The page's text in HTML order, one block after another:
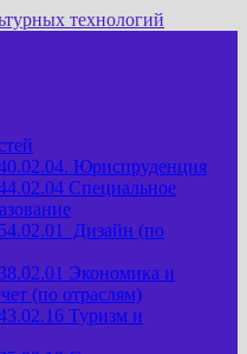
Юриспруденция
Специальное
Дизайн (по
Экономика и
(по отраслям)
Туризм и